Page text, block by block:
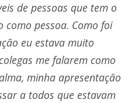
de pessoas que tem o
como pessoa. Como foi
eu estava muito
me falarem como
minha apresentação
a todos que estavam